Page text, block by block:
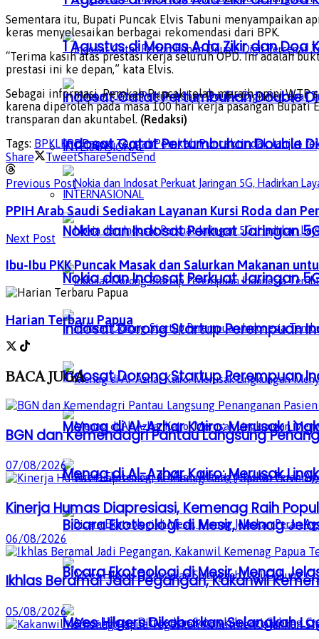
Indosat Catat Pertumbuhan Double
INTERNASIONAL
Nokia dan Indosat Perkuat Jaringan
Indosat Dorong Startup Perempuan
Menag di Al-Azhar Kairo: Merusak
Bicara Ekoteologi di Mesir, Menag
Mees Hilgers Dikabarkan Selangkah
1 Agustus di Monas Ada Zikir dan
Indosat Catat Pertumbuhan Double
INTERNASIONAL
Nokia dan Indosat Perkuat Jaringan
Indosat Dorong Startup Perempuan
Menag di Al-Azhar Kairo: Merusak
Bicara Ekoteologi di Mesir, Menag
Sementara itu, Bupati Puncak Elvis Tabuni menyampaikan
keras menyelesaikan berbagai rekomendasi dari BPK.
“Terima kasih atas prestasi kerja seluruh OPD. Ini adalah
prestasi ini ke depan,” kata Elvis.
Sebagai informasi, Pemkab Puncak telah meraih opini
karena diperoleh pada masa 100 hari kerja pasangan
transparan dan akuntabel. (Redaksi)
Tags: BPKLKPDPapua TengahPemkab Puncaktindak lanjut
Share
TweetShareSendSend
Previous Post
PPIH Arab Saudi Sediakan Layanan Kursi Roda dan
Next Post
Ibu-Ibu PKK Puncak Masak dan Salurkan Makanan
Harian Terbaru Papua
BACAJUGA
BGN dan Kemendagri Pantau Langsung
07/08/2026
Kinerja Humas Diapresiasi, Kemenag Raih
06/08/2026
Ikhlas Beramal Jadi Pegangan, Kakanwil
05/08/2026